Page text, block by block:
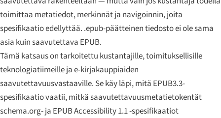
toimittaa metatiedot, merkinnät ja navigoinnin, joita
spesifikaatio edellyttää. .epub-päätteinen tiedosto ei ole sama
asia kuin saavutettava EPUB.
Tämä katsaus on tarkoitettu kustantajille, toimituksellisille
teknologiatiimeille ja e-kirjakauppiaiden
saavutettavuusvastaaville. Se käy läpi, mitä EPUB3.3-
spesifikaatio vaatii, mitkä saavutettavuusmetatietokentät
schema.org- ja EPUB Accessibility 1.1 -spesifikaatiot